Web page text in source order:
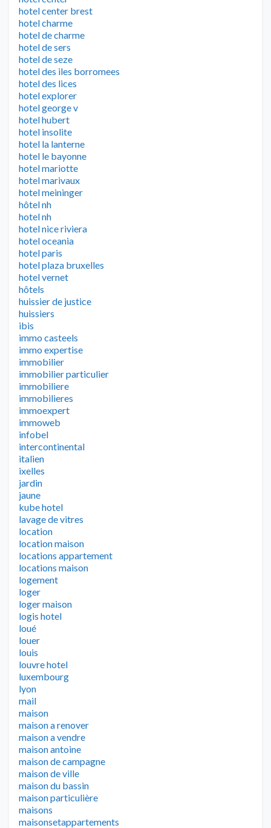
hotel center brest
hotel charme
hotel de charme
hotel de sers
hotel de seze
hotel des iles borromees
hotel des lices
hotel explorer
hotel george v
hotel hubert
hotel insolite
hotel la lanterne
hotel le bayonne
hotel mariotte
hotel marivaux
hotel meininger
hôtel nh
hotel nh
hotel nice riviera
hotel oceania
hotel paris
hotel plaza bruxelles
hotel vernet
hôtels
huissier de justice
huissiers
ibis
immo casteels
immo expertise
immobilier
immobilier particulier
immobiliere
immobilieres
immoexpert
immoweb
infobel
intercontinental
italien
ixelles
jardin
jaune
kube hotel
lavage de vitres
location
location maison
locations appartement
locations maison
logement
loger
loger maison
logis hotel
loué
louer
louis
louvre hotel
luxembourg
lyon
mail
maison
maison a renover
maison a vendre
maison antoine
maison de campagne
maison de ville
maison du bassin
maison particulière
maisons
maisonsetappartements